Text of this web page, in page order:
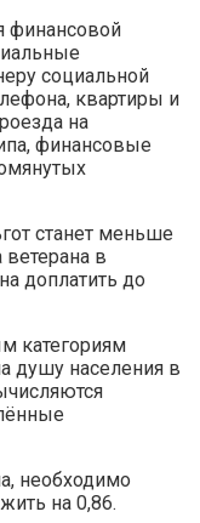
финансовой
социальной
квартиры и
на
финансовые
станет меньше
в
доплатить до
категориям
душу населения в
необходимо
на 0,86.